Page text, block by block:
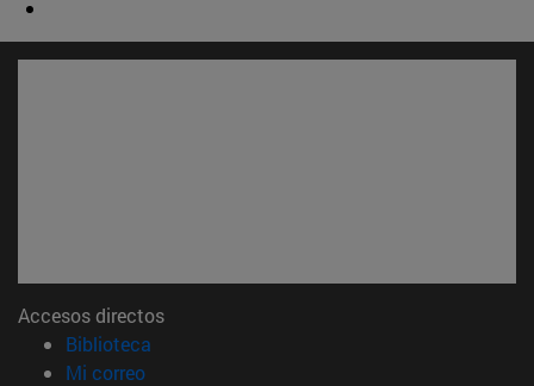
Accesos directos
Biblioteca
Mi correo(abre en nueva ventana)